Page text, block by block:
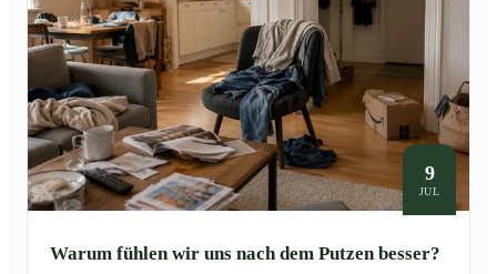
9
JUL
Warum fühlen wir uns nach dem Putzen besser?